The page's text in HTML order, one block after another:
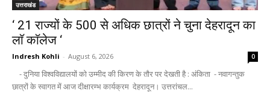
उत्तराखंड
‘ 21 राज्यों के 500 से अधिक छात्रों ने चुना देहरादून का
लाॅ काॅलेज ‘
Indresh Kohli - August 6, 2026 0
- दुनिया विश्वविद्यालयों को उम्मीद की किरण के तौर पर देखती है : अंकिता - नवागन्तुक
छात्रों के स्वागत में आज दीक्षारम्भ कार्यक्रम देहरादून। उत्तरांचल...